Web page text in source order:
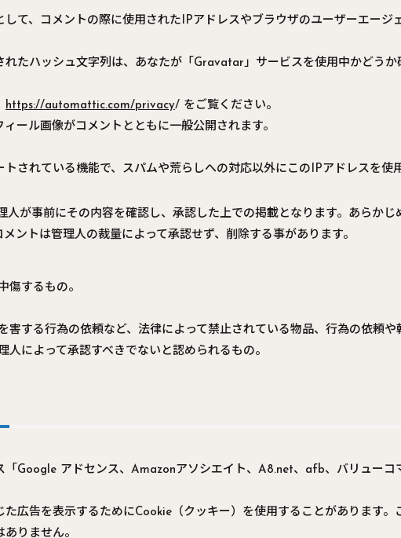
て、コメントの際に使用されたIPアドレスやブラウザのユーザーエージ
たハッシュ文字列は、あなたが「Gravatar」サービスを使用中かどう
https://automattic.com/privacy/ をご覧ください。
ール画像がコメントとともに一般公開されます。
されている機能で、スパムや荒らしへの対応以外にこのIPアドレスを使
人が事前にその内容を確認し、承認した上での掲載となります。あらかじ
ントは管理人の裁量によって承認せず、削除する事があります。
傷するもの。
害する行為の依頼など、法律によって禁止されている物品、行為の依頼や
人によって承認すべきでないと認められるもの。
「Google アドセンス、Amazonアソシエイト、A8.net、afb、バリューコ
広告を表示するためにCookie（クッキー）を使用することがあります。
りません。